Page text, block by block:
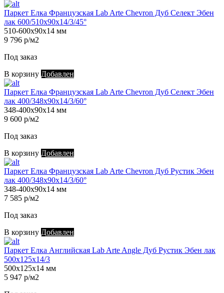
Паркет Елка Французская Lab Arte Chevron Дуб Селект Эбен
лак 600/510х90х14/3/45°
510-600х90х14 мм
9 796 р/м2
Под заказ
В корзину Добавлен
Паркет Елка Французская Lab Arte Chevron Дуб Селект Эбен
лак 400/348х90х14/3/60°
348-400х90х14 мм
9 600 р/м2
Под заказ
В корзину Добавлен
Паркет Елка Французская Lab Arte Chevron Дуб Рустик Эбен
лак 400/348х90х14/3/60°
348-400х90х14 мм
7 585 р/м2
Под заказ
В корзину Добавлен
Паркет Елка Английская Lab Arte Angle Дуб Рустик Эбен лак
500х125х14/3
500х125х14 мм
5 947 р/м2